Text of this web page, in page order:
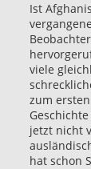
Ist
viele
zum
jetzt nicht
hat schon